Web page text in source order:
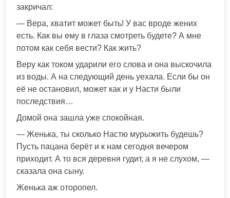
закричал:
— Вера, хватит может быть! У вас вроде жених
есть. Как вы ему в глаза смотреть будете? А мне
потом как себя вести? Как жить?
Веру как током ударили его слова и она выскочила
из воды. А на следующий день уехала. Если бы он
её не остановил, может как и у Насти были
последствия…
Домой она зашла уже спокойная.
— Женька, ты сколько Настю мурыжить будешь?
Пусть пацана берёт и к нам сегодня вечером
приходит. А то вся деревня гудит, а я не слухом, —
сказала она сыну.
Женька аж оторопел.